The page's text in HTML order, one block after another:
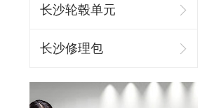
长沙轮毂单元
长沙修理包